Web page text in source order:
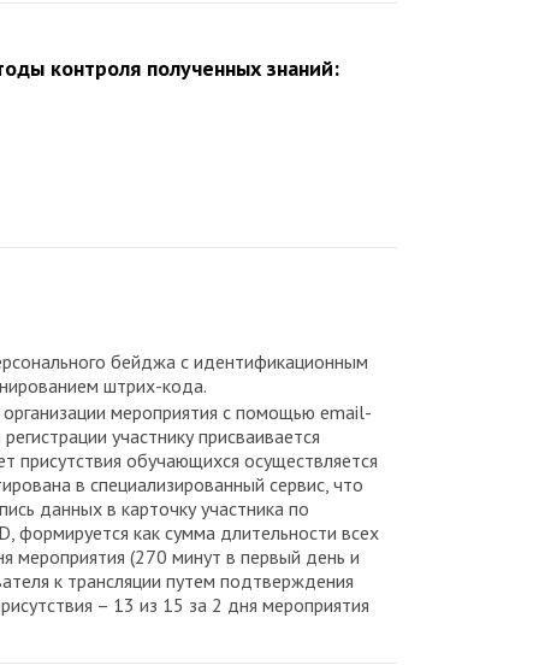
контроля полученных знаний:
бейджа с идентификационным
штрих-кода.
мероприятия с помощью email-
участнику присваивается
присутствия обучающихся осуществляется
в специализированный сервис, что
данных в карточку участника по
формируется как сумма длительности всех
мероприятия (270 минут в первый день и
к трансляции путем подтверждения
– 13 из 15 за 2 дня мероприятия